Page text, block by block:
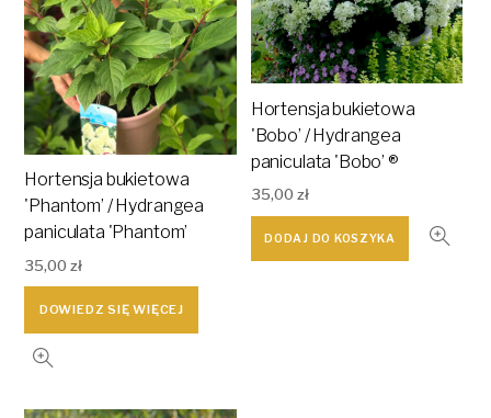
Hortensja bukietowa
'Phantom’ / Hydrangea
paniculata 'Phantom’
35,00zł
DOWIEDZ SIĘ WIĘCEJ
Hortensja bukietowa
'Bobo’ / Hydrangea
paniculata 'Bobo’ ®
35,00 zł
DODAJ DO KOSZYKA